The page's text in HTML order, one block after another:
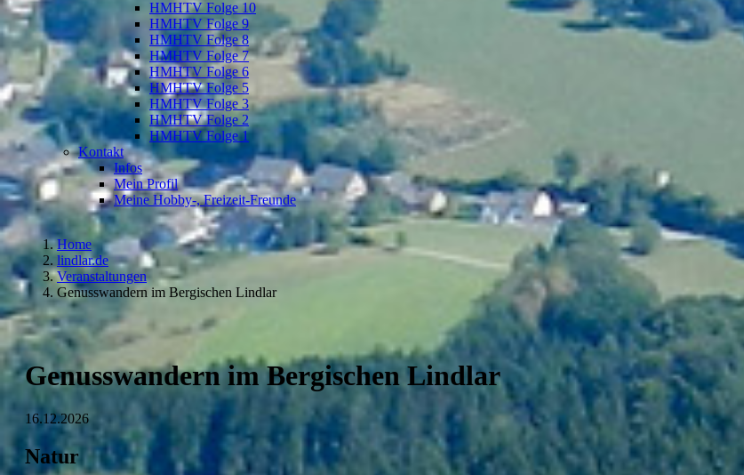
HMHTV Folge 10
HMHTV Folge 9
HMHTV Folge 8
HMHTV Folge 7
HMHTV Folge 6
HMHTV Folge 5
HMHTV Folge 3
HMHTV Folge 2
HMHTV Folge 1
Kontakt
Infos
Mein Profil
Meine Hobby-, Freizeit-Freunde
Home
lindlar.de
Veranstaltungen
Genusswandern im Bergischen Lindlar
Genusswandern im Bergischen Lindlar
16.12.2026
Natur